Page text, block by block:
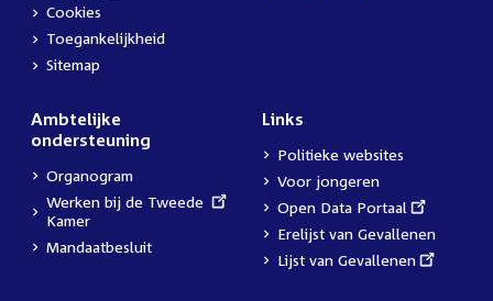
Cookies
Toegankelijkheid
Sitemap
Ambtelijke
ondersteuning
Organogram
External
link:
Werken bij de Tweede
Kamer
Mandaatbesluit
Links
Politieke websites
Voor jongeren
External
link:
Open Data Portaal
Erelijst van Gevallenen
External
Lijst van Gevallenen